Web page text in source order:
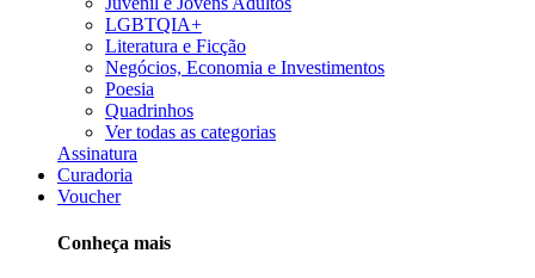
LGBTQIA+
Literatura e Ficção
Negócios, Economia e Investimentos
Poesia
Quadrinhos
Ver todas as categorias
Assinatura
Curadoria
Voucher
Conheça mais